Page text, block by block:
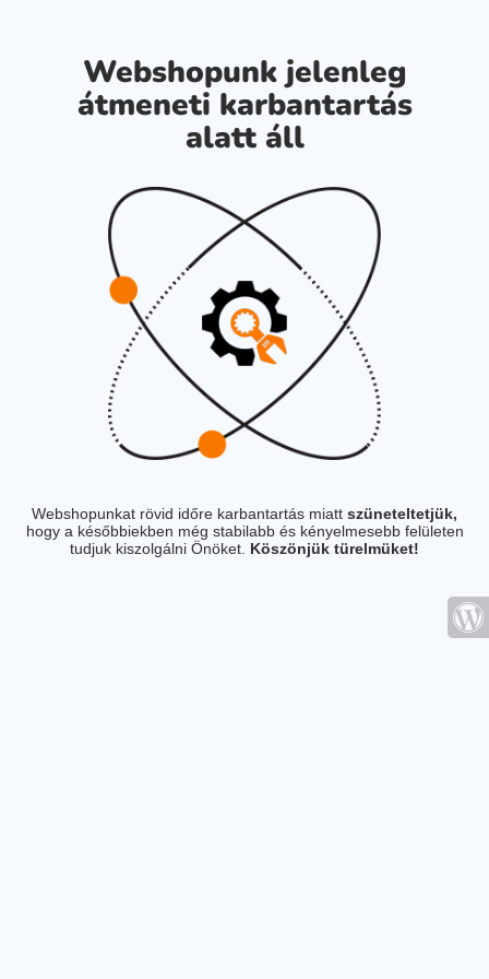
Webshopunk jelenleg
átmeneti karbantartás
alatt áll
Webshopunkat rövid időre karbantartás miatt szüneteltetjük,
hogy a későbbiekben még stabilabb és kényelmesebb felületen
tudjuk kiszolgálni Önöket. Köszönjük türelmüket!